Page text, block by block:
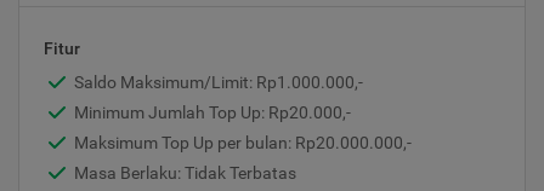
Fitur
Saldo Maksimum/Limit: Rp1.000.000,-
Minimum Jumlah Top Up: Rp20.000,-
Maksimum Top Up per bulan: Rp20.000.000,-
Masa Berlaku: Tidak Terbatas